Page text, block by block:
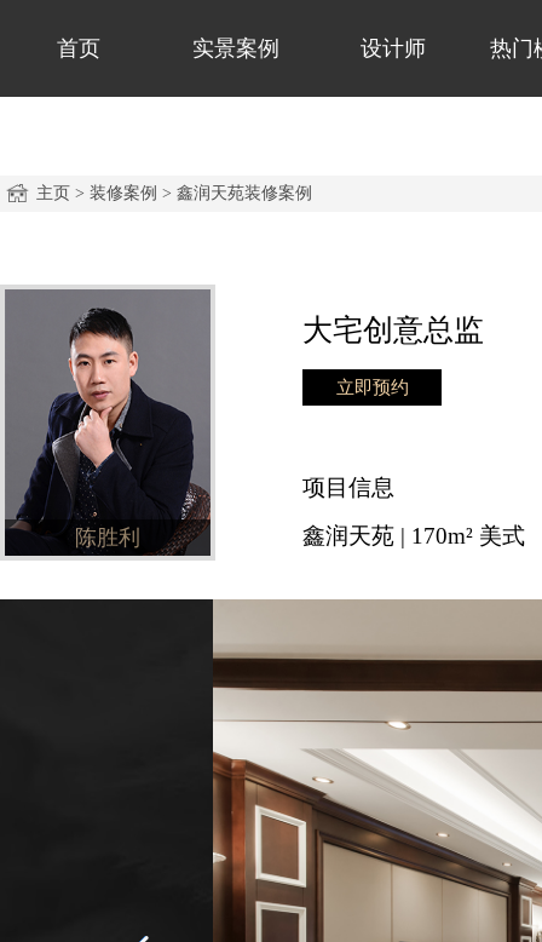
首页 实景案例 设计师 热门
主页 > 装修案例 > 鑫润天苑装修案例
陈胜利
大宅创意总监
立即预约
项目信息
鑫润天苑 | 170m² 美式